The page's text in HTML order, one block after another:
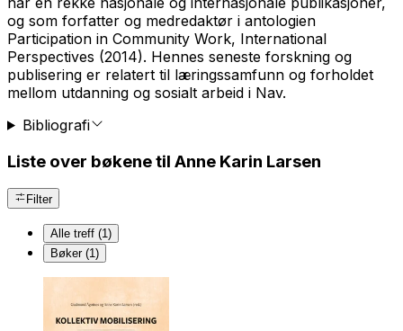
og som forfatter og medredaktør i antologien
Participation in Community Work, International
Perspectives (2014). Hennes seneste forskning og
publisering er relatert til læringssamfunn og forholdet
mellom utdanning og sosialt arbeid i Nav.
Bibliografi
Liste over bøkene til Anne Karin Larsen
Filter
Alle treff (1)
Bøker (1)